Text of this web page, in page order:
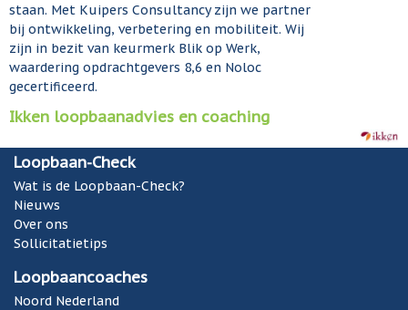
staan. Met Kuipers Consultancy zijn we partner
bij ontwikkeling, verbetering en mobiliteit. Wij
zijn in bezit van keurmerk Blik op Werk,
waardering opdrachtgevers 8,6 en Noloc
gecertificeerd.
Ikken loopbaanadvies en coaching
Loopbaan-Check
Wat is de Loopbaan-Check?
Nieuws
Over ons
Sollicitatietips
Loopbaancoaches
Noord Nederland